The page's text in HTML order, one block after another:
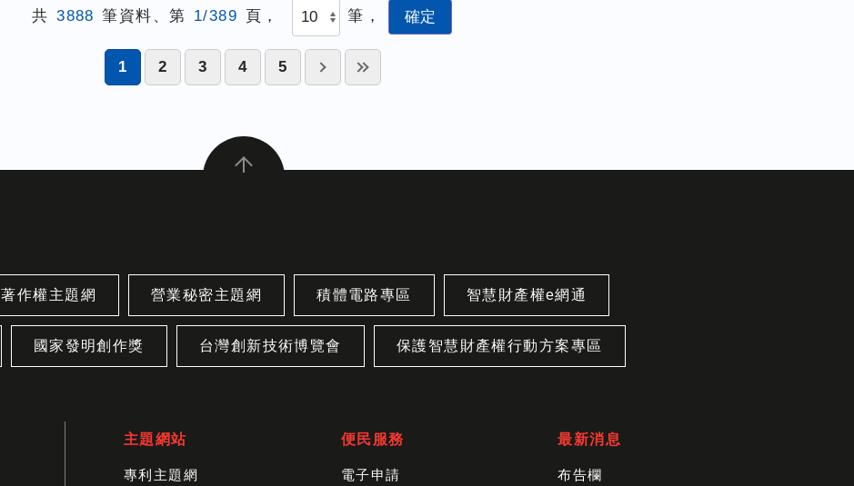
共 3888 筆資料、第 1/389 頁， 筆，
1 2 3 4 5
著作權主題網 營業秘密主題網 積體電路專區 智慧財產權e網通
國家發明創作獎 台灣創新技術博覽會 保護智慧財產權行動方案專區
主題網站
專利主題網
便民服務
電子申請
最新消息
布告欄